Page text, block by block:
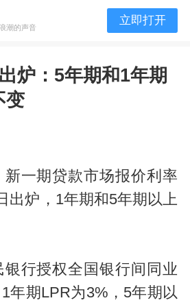
潮的声音
立即打开
炉：5年期和1年期
变
一期贷款市场报价利率
出炉，1年期和5年期以上
银行授权全国银行间同业
年期LPR为3%，5年期以